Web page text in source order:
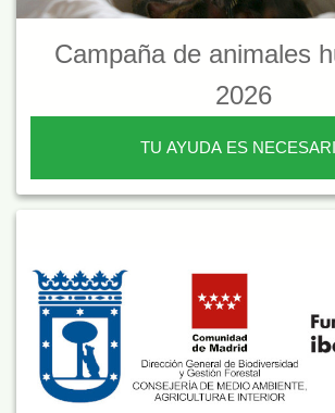
Campaña de animales
2026
TU AYUDA ES